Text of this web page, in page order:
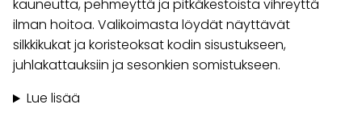
kauneutta, pehmeyttä ja pitkäkestoista vihreyttä
ilman hoitoa. Valikoimasta löydät näyttävät
silkkikukat ja koristeoksat kodin sisustukseen,
juhlakattauksiin ja sesonkien somistukseen.
Lue lisää